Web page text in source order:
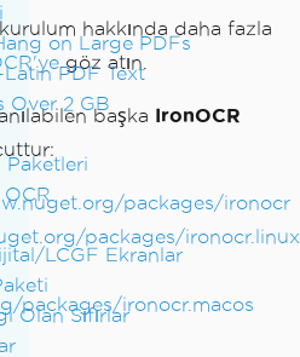
on Large PDFs
PDF Text
Over 2 GB
Paketleri
LCGF Ekranlar
Olan Sıfırlar
hakkında daha fazla
göz atın.
başka IronOCR
packages/ironocr
packages/ironocr.linux
packages/ironocr.macos